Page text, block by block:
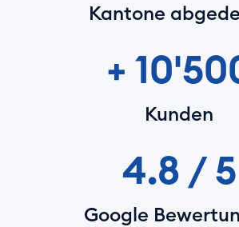
Kantone
+
Kunden
4.8 / 5
Google